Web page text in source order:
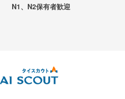
N1、N2保有者歓迎